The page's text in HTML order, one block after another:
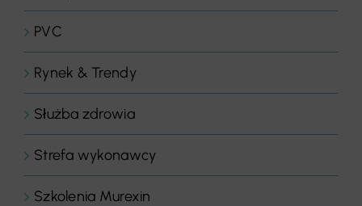
PVC
Rynek & Trendy
Służba zdrowia
Strefa wykonawcy
Szkolenia Murexin